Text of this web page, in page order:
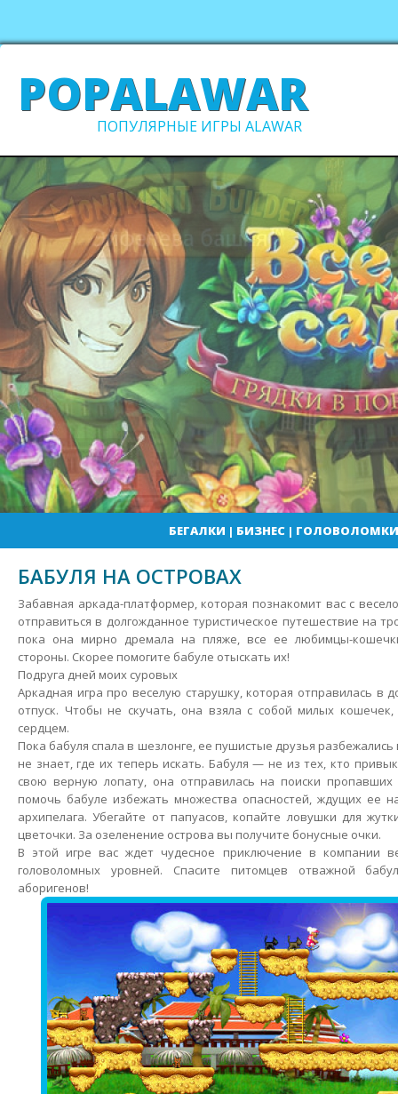
POPALAWAR
ПОПУЛЯРНЫЕ ИГРЫ ALAWAR
БЕГАЛКИ | БИЗНЕС| ГОЛОВОЛОМКИ
БАБУЛЯ НА ОСТРОВАХ
Забавная аркада-платформер, которая познакомит вас с
отправиться в долгожданное туристическое путешествие на
пока она мирно дремала на пляже, все ее любимцы-
стороны. Скорее помогите бабуле отыскать их!
Подруга дней моих суровых
Аркадная игра про веселую старушку, которая отправилась в
отпуск. Чтобы не скучать, она взяла с собой милых
сердцем.
Пока бабуля спала в шезлонге, ее пушистые друзья
не знает, где их теперь искать. Бабуля — не из тех, кто
свою верную лопату, она отправилась на поиски
помочь бабуле избежать множества опасностей, ждущих ее
архипелага. Убегайте от папуасов, копайте ловушки для
цветочки. За озеленение острова вы получите бонусные очки.
В этой игре вас ждет чудесное приключение в компании
головоломных уровней. Спасите питомцев отважной
аборигенов!